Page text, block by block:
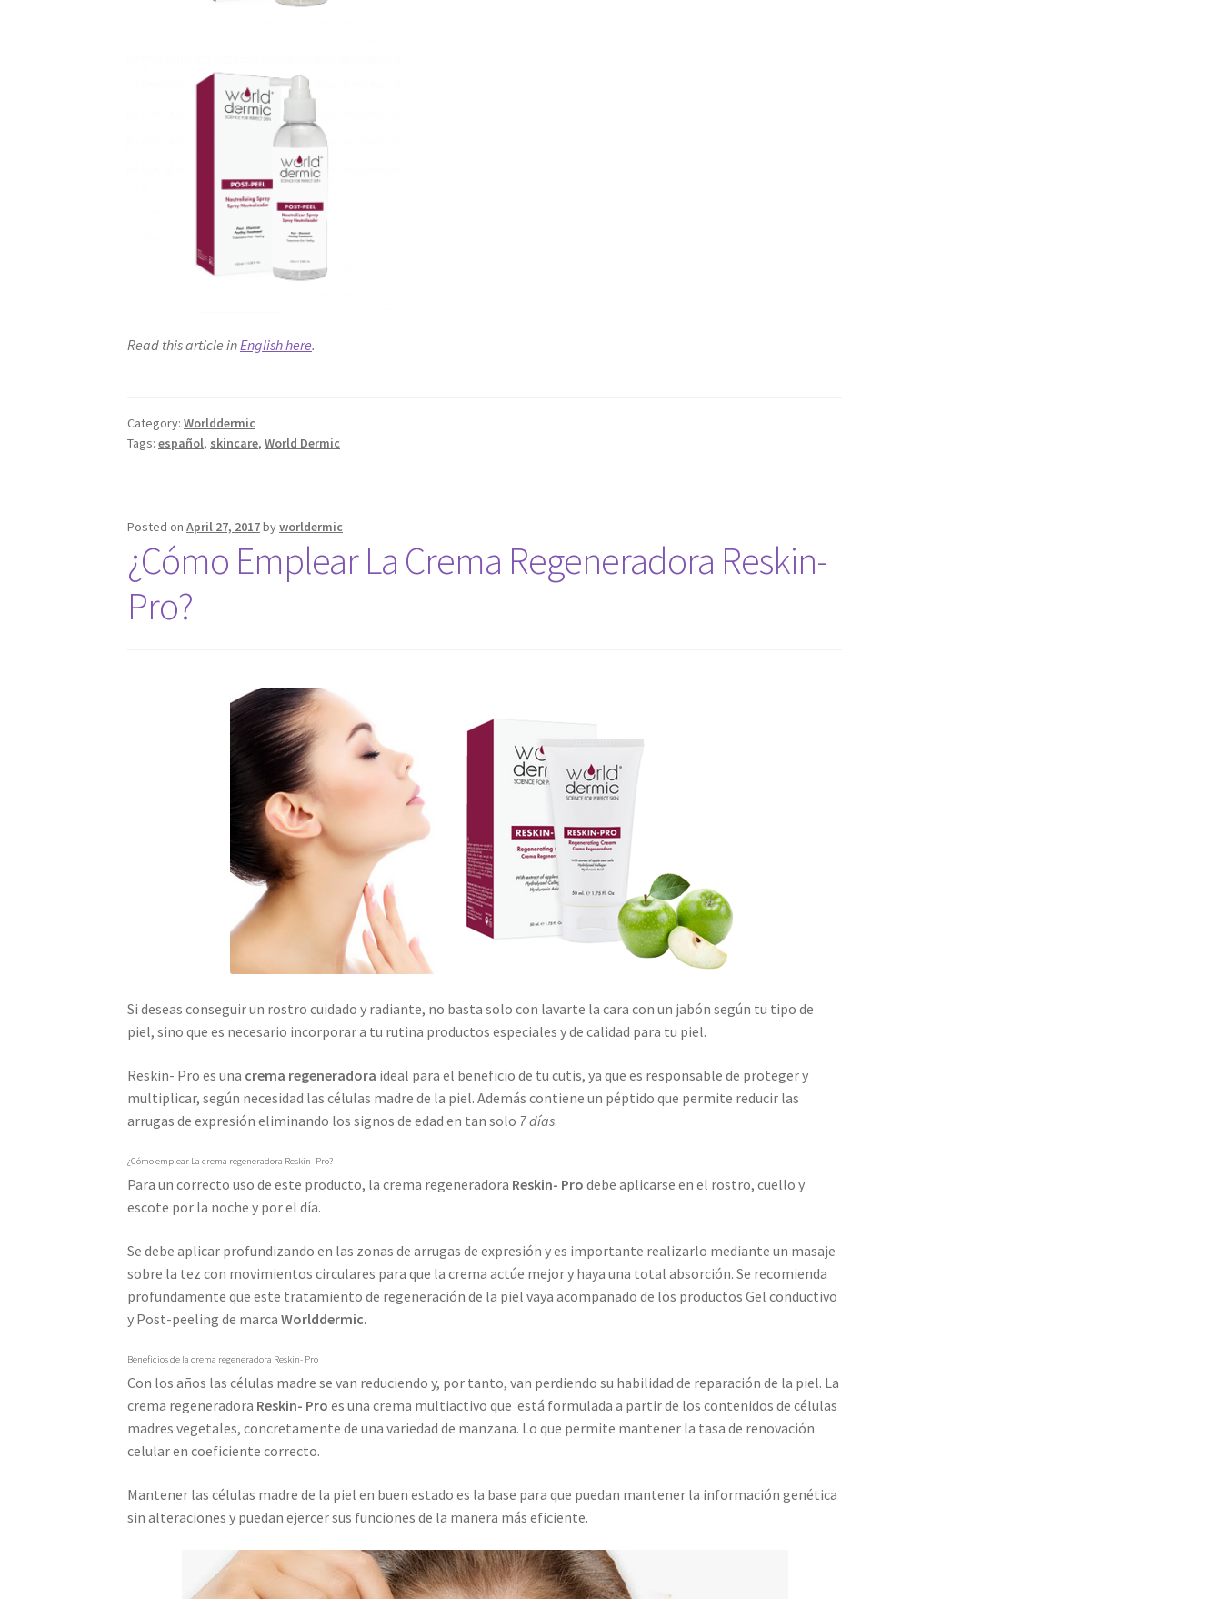
Read this article inEnglish here.
Category:Worlddermic
Tags:español, skincare,World Dermic
Posted onApril 27, 2017byworldermic
¿Cómo Emplear La Crema Regeneradora Reskin-
Pro?
Si deseas conseguir un rostro cuidado y radiante, no basta solo con lavarte la cara con un jabón según tu tipo de
piel, sino que es necesario incorporar a tu rutina productos especiales y de calidad para tu piel.
Reskin- Pro es una crema regeneradora ideal para el beneficio de tu cutis, ya que es responsable de proteger y
multiplicar, según necesidad las células madre de la piel. Además contiene un péptido que permite reducir las
arrugas de expresión eliminando los signos de edad en tan solo 7 días.
¿Cómo emplear La crema regeneradora Reskin- Pro?
Para un correcto uso de este producto, la crema regeneradora Reskin- Pro debe aplicarse en el rostro, cuello y
escote por la noche y por el día.
Se debe aplicar profundizando en las zonas de arrugas de expresión y es importante realizarlo mediante un masaje
sobre la tez con movimientos circulares para que la crema actúe mejor y haya una total absorción. Se recomienda
profundamente que este tratamiento de regeneración de la piel vaya acompañado de los productos Gel conductivo
y Post-peeling de marcaWorlddermic.
Beneficios de la crema regeneradora Reskin- Pro
Con los años las células madre se van reduciendo y, por tanto, van perdiendo su habilidad de reparación de la piel. La
crema regeneradora Reskin- Pro es una crema multiactivo que está formulada a partir de los contenidos de células
madres vegetales, concretamente de una variedad de manzana. Lo que permite mantener la tasa de renovación
celular en coeficiente correcto.
Mantener las células madre de la piel en buen estado es la base para que puedan mantener la información genética
sin alteraciones y puedan ejercer sus funciones de la manera más eficiente.